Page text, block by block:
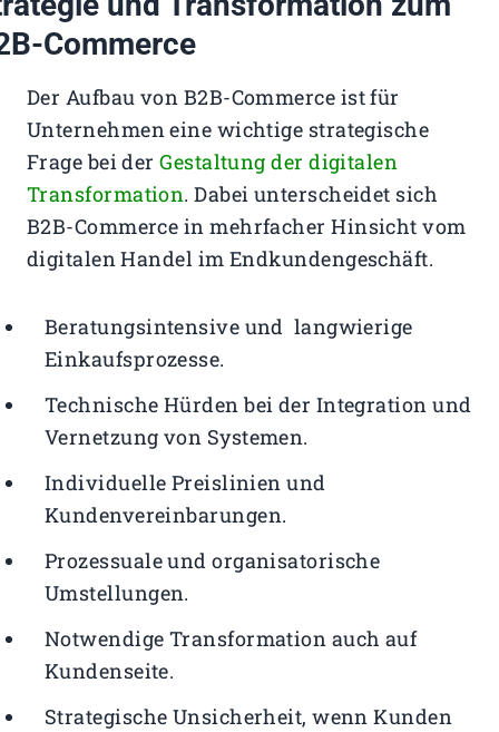
Commerce
Der Aufbau von B2B-Commerce ist für
Unternehmen eine wichtige strategische
Frage bei derGestaltung der digitalen
Transformation. Dabei unterscheidet sich
B2B-Commerce in mehrfacher Hinsicht vom
digitalen Handel im Endkundengeschäft.
Beratungsintensive und langwierige
Einkaufsprozesse.
Technische Hürden bei der Integration und
Vernetzung von Systemen.
Individuelle Preislinien und
Kundenvereinbarungen.
Prozessuale und organisatorische
Umstellungen.
Notwendige Transformation auch auf
Kundenseite.
Strategische Unsicherheit, wenn Kunden